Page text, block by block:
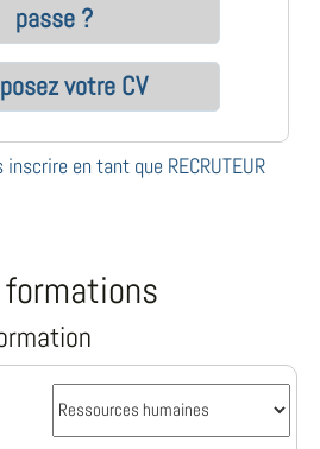
passe ?
votre CV
en tant que RECRUTEUR
formations